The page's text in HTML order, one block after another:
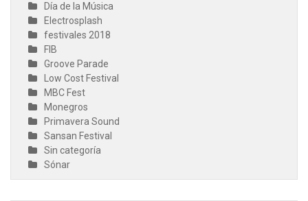
Día de la Música
Electrosplash
festivales 2018
FIB
Groove Parade
Low Cost Festival
MBC Fest
Monegros
Primavera Sound
Sansan Festival
Sin categoría
Sónar